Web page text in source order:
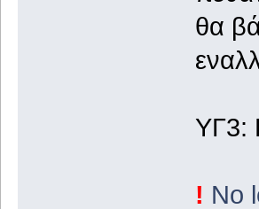
θα
ΥΓ3:
! No